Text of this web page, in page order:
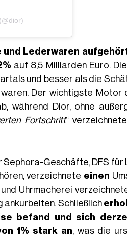
Lederwaren
auf 8,5 Milliarden Euro.
und besser als die
Der wichtigste Motor
während Dior, ohne
Fortschritt“
Geschäfte, DFS für
verzeichnete einen
Uhrmacherei
ankurbelten. Schließlich
befand und sich
1% stark an, was die